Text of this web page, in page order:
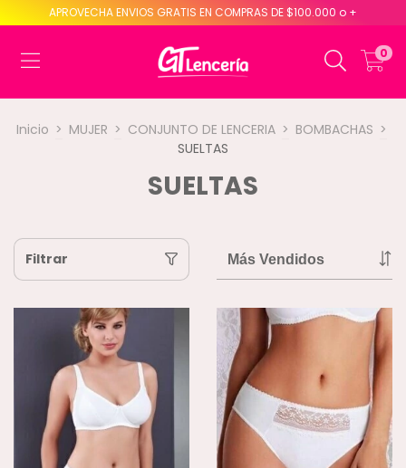
APROVECHA ENVIOS GRATIS EN COMPRAS DE $100.000 o +
0
Inicio > MUJER > CONJUNTO DE LENCERIA > BOMBACHAS >
SUELTAS
SUELTAS
Filtrar